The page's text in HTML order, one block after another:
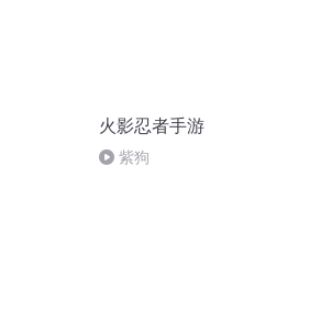
火影忍者手游
紫狗